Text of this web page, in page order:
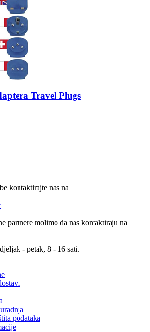
Travel Plugs
kontaktirajte nas na
partnere molimo da nas kontaktiraju na
- petak, 8 - 16 sati.
podataka